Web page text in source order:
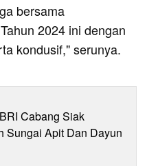
bersama
2024 ini dengan
kondusif," serunya.
Cabang Siak
Sungai Apit Dan Dayun